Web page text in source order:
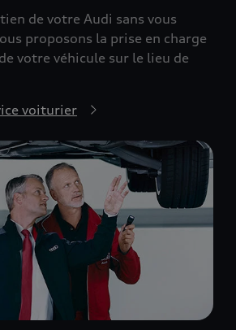
de votre Audi sans vous
proposons la prise en charge
votre véhicule sur le lieu de
voiturier